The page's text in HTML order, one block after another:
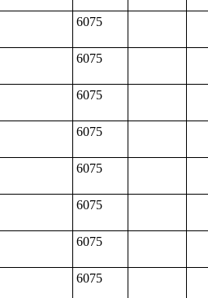
6075
6075
6075
6075
6075
6075
6075
6075